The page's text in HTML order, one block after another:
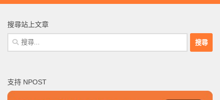
搜尋站上文章
搜
尋
字:
支持 NPOST